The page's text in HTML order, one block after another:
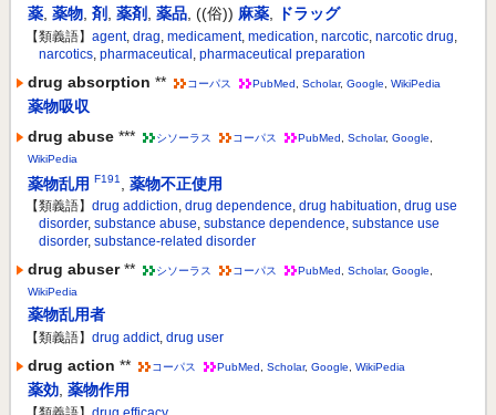
薬 薬物 剤 薬剤 薬品 ((俗)) 麻薬 ドラッグ
【類義語】 agent, drag medicament, medication narcotic narcotic drug
narcotics pharmaceutical pharmaceutical preparation
drug absorption ** コーパス PubMed Scholar, Google WikiPedia
薬物吸収
drug abuse *** シソーラス コーパス PubMed Scholar, Google
WikiPedia
薬物乱用 F191 薬物不正使用
【類義語】 drug addiction, drug dependence, drug habituation, drug use
disorder, substance abuse, substance dependence, substance use
disorder, substance-related disorder
drug abuser ** シソーラス コーパス PubMed , Scholar, Google,
WikiPedia
薬物乱用者
【類義語】 drug addict, drug user
drug action ** コーパス PubMed , Scholar, Google, WikiPedia
薬効, 薬物作用